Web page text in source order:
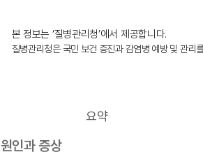
본 정보는 ‘질병관리청’에서 제공합니다.
질병관리청은 국민 보건 증진과 감염병 예방 및 관리
요약
원인과 증상